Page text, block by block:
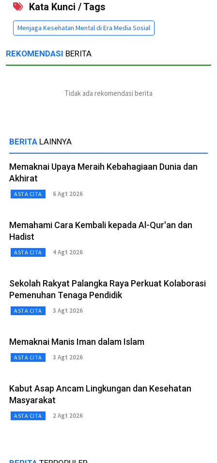
Kata Kunci / Tags
Menjaga Kesehatan Mental di Era Media Sosial
REKOMENDASI BERITA
Tidak ada rekomendasi berita
BERITA LAINNYA
Memaknai Upaya Meraih Kebahagiaan Dunia dan
Akhirat
ASTA CITA 6 Agt 2026
Memahami Cara Kembali kepada Al-Qur'an dan
Hadist
ASTA CITA 4 Agt 2026
Sekolah Rakyat Palangka Raya Perkuat Kolaborasi
Pemenuhan Tenaga Pendidik
ASTA CITA 3 Agt 2026
Memaknai Manis Iman dalam Islam
ASTA CITA 3 Agt 2026
Kabut Asap Ancam Lingkungan dan Kesehatan
Masyarakat
ASTA CITA 2 Agt 2026